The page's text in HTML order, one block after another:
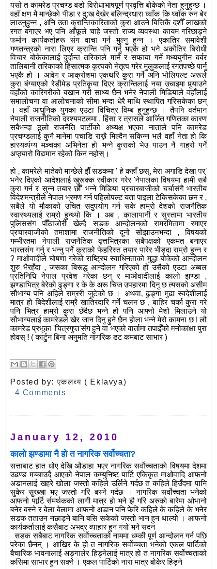
यसो त कामरेड प्रचण्ड बडो विरोधाभाषपूर्ण प्रवृत्ति बोकेको नेता हुनुहुन्छ ।
वहाँ क्षण मै मान्छेको पीडा र दु:ख देखेर बलिन्द्रधारा घ्वाँक कि घ्वाँक रुन बेर
लाउनुहुन्न , अनि उता क्रान्तिकारिताको कुरा आउने बित्तिकै दशौँ लाखको
रगत बगाएर भए पनि आँफूले चाहे जस्तो राज्य व्यवस्था कायम गरिछाड्ने
फर्मान कार्यकर्ताहरू संग वाचा गर्न भुल्नु हुन्न । एकातिर समावेशी
गणतन्त्रको नारा लिएर क्रान्ति पनि गर्नु भएकै हो भने अर्कोतिर बिरोधी
विचार बोकेकालाई दुर्दान्त तरिकाले मार्ने र सफाया गर्ने मध्ययुगीन बर्बर
तालिबानी तरिकाको हिंसात्मक कृत्यको नेतृत्व गरेर मुलुकलाई रगतपच्छे पार्नु
भएकै हो । आवेग र आक्रोशमा एकथरि कुरा गर्ने अनि भोलिपल्ट अरूले
कुरा बंग्याएको रेडीमेड प्रतिकृया दिएर क्रान्तिलाई नया उचाइमा पुर्‍याउने
वहाँको कारिगरीको बखान गरी साध्य छैन भनेर नेपाली मिडियाले वहाँलाई
समालोचना वा आलोचनाको सीमा भन्दा धेरै माथि स्थापित गरिसकेका छन्
। वहाँ आधुनिक युगका एउटा विचित्र विम्ब हुनुहुन्छ । तैपनि वर्तमान
नेपाली राजनीतिको दरश्यपटलमा , हिंसा र त्रासले आर्जित गणितका कारण
सबैभन्दा ठूलो राजनैति पार्टीको अध्यक्ष भएका नाताले पनि कामरेड
प्रचण्डलाई कुनै मानेमा पचाडि राख्नै मिल्दैन सकिन्न भलै वहाँ नेता हो कि
हास्यव्यंग्य मञ्चका अभिनेता हो भन्ने कुराको भेउ पाउन नै गाह्र‍ो पर्ने
अप्ठ्यारो विद्यमान रहेको किन नहोस्।
हो , कामरेले मातेको मान्छेले झैँ सडकमा ' हे कहाँ छस्, मेरा अगाडि देखा पर्'
भनेर दिएको आदेशलाई खुरूक्क स्वीकार गरेर 'नेपालका विषयमा हामी सबै
कुरा गर्न र सुन्न तयार छौँ' भन्ने मिडिया प्रचारबाजीको चर्चासंगै भारतीय
विदेशमन्त्रीले नेपाल भ्रमण गर्न पहिलोपल्ट यता पाइला टेकिसकेका छन र ,
सबैले यो मौकाको उचित सदुपयोग गर्न सके हाम्रो देशको राजनैतिक
स्वास्थ्यलाई राम्रो हुन्थ्यो कि । अब , कालापानी र सुस्तामा भारतीय
पुलिससंग पौँठाजोरी खेल्दै सडक आन्दोलनको रामरमितामा रमाएर
प्रचारवाजीको तमाशामा राजनीतिको दूनो सोझाउनभन्दा , विषयको
गम्भीरतमा नेपाली राजनैतिक वृत्तभित्रका सबैपक्षको एकमत बनाएर
भारतसंग गर्नु र भन्नु पर्ने कुराको फेहरिस्त तयार पारेर भीड्दा राम्रो हुन्न र
? माओवादीले घोषणा गरेको राष्ट्रिय स्वाधिनताको मुद्धा बोकेको आन्दोलन
शुरु भैरहँदा , जसका बिरूद्ध आन्दोलन गरिएको हो उसैको एउटा अब्बल
प्रतिनिधि नेपाल प्रवेश गरेका छन् र माओवादीलाई कालो झण्डा ,
झण्डाभित्र बेरेको ढुङ्गा र के के अरू चिज उपहारमा दिनु छ त्यसको असीम
सौभाग्य पनि अहिले राम्ररी जुटेको छ । अथवा, ढुङ्गा मुढा स्वदेशीलाई
मात्र हो बिदेशीलाई राम्रै खातिरदारि गर्ने चलन छ , बाहिर चर्का कुरा गरे
पनि भित्र हाम्रो कुरा छँदैछ भन्ने हो पनि आफ्नो मेशो मिलाउने यो
सौभाग्यलाई कामरेडले खेर जान दिनु हुने छैन होला भन्ने मेरो कामना छ ! लौ
कामरेड प्रभूका 'चित्रगुप्त'संग हुने वा भएको वार्तामा तपाईँको मनोकांक्षा पुरा
होवस् ! ( कार्टुन बिना अनुमति नागरिक डट कमबाट साभार )
Posted by:एकलव्य ( Eklavya)
4 Comments
January 12, 2010
कालो झण्डामा नै हो त नागरिक सर्वोच्चता?
सत्ताबाट हात धोए देखि औडाहा भएर नागरिक सर्वोच्चताको विषयमा देशमा
उढण्ड मच्चाउदै आएको नेपाल कम्युनिष्ट पार्टि एकिकृत माओवादि आफनो
अडानलाई खहरे खोला जस्तो कहिले उर्लिने गर्दछ त कहिले हिउँदमा पानि
सुकेर सुख्खा भए जस्तो गरि बस्ने गर्दछ । नागरिक सर्वोच्चता भनेको
आफनो पार्र्टि र्समर्थकको लागी मात्र हो भने झै गरि अरुको बारेमा ओभानो
बनेर बस्ने र बेला बेलामा आफनो अडान पनि फेरि कहिले के कहिले के भनेर
सडक तताउन नछाड्ने बानि बसि सकेको जस्तो भान हुन थाल्यो । आफनो
कार्यकर्तालाई कसैबाट अभद्र व्याहार हुन गयो भने सदन
सडक सबैबाट नागरिक सर्वोच्चताको नाममा धम्की पूर्ण आन्दोलन गर्न पछि
परेका छैनन् । आखिर के हो त नागरिक सर्वोच्चता भनेको एकल पार्टिको
बैचारिक भावनालाई अङ्गालेर हिड्नेलाई मात्र हो त नागरिक सर्वोच्चताको
कसिमा साभार हुन सक्ने । एकल पार्टिको नारा मात्र बोकेर हिड्ने